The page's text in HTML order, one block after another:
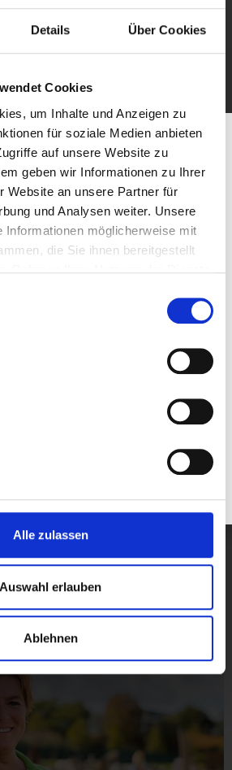
Details Über Cookies
Cookies
um Inhalte und Anzeigen zu
für soziale Medien anbieten
auf unsere Website zu
geben wir Informationen zu Ihrer
Website an unsere Partner für
und Analysen weiter. Unsere
Informationen möglicherweise mit
die Sie ihnen bereitgestellt
Alle zulassen
Auswahl erlauben
Ablehnen
Leopold
Bob-Nationalmannschaft, Inhaber,
Diplomsportlehrer
Hanf
Bürokauffrau
Dazu